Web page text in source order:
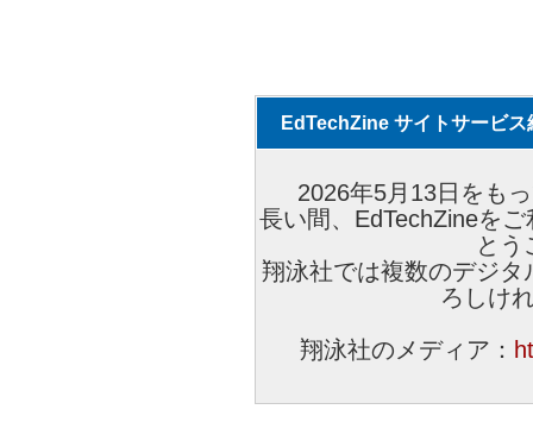
EdTechZine サイトサービス
2026年5月13日をも
長い間、EdTechZineを
とう
翔泳社では複数のデジ
ろしけ
翔泳社のメディア：